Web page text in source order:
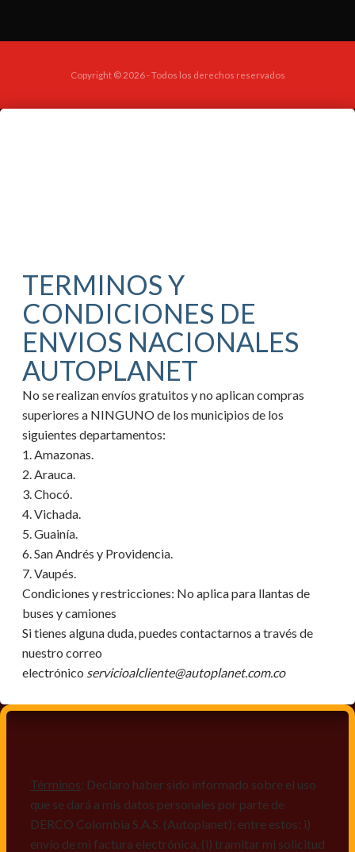
Copyright © 2026 - Todos los derechos reservados
TERMINOS Y
CONDICIONES DE
ENVIOS NACIONALES
AUTOPLANET
No se realizan envíos gratuitos y no aplican compras
superiores a NINGUNO de los municipios de los
siguientes departamentos:
1. Amazonas.
2. Arauca.
3. Chocó.
4. Vichada.
5. Guainía.
6. San Andrés y Providencia.
7. Vaupés.
Condiciones y restricciones: No aplica para llantas de
buses y camiones
Si tienes alguna duda, puedes contactarnos a través de
nuestro correo
electrónico servicioalcliente@autoplanet.com.co
Términos: Declaro haber sido informado sobre el uso
que se dará a mis datos personales por parte de
DERCO Colombia S.A.S. (Autoplanet); entre estos: i)
envío de mi factura electrónica, (i) tramitar mi solicitud